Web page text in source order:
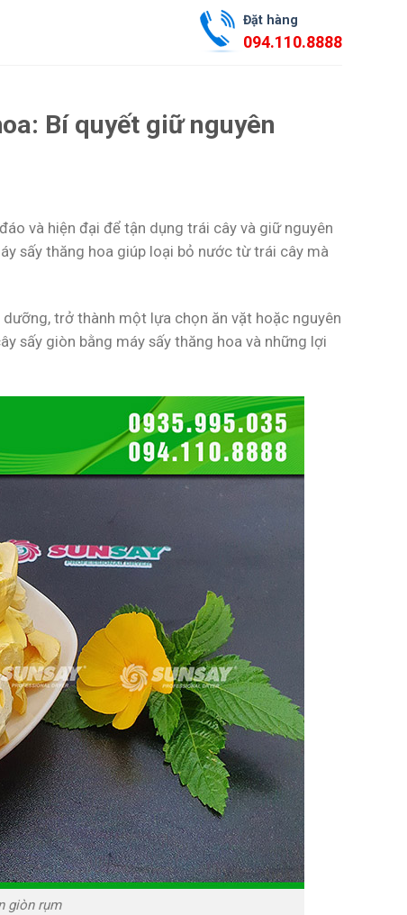
Đặt hàng
094.110.8888
Bí quyết giữ nguyên
và hiện đại để tận dụng trái cây và giữ nguyên
sấy thăng hoa giúp loại bỏ nước từ trái cây mà
trở thành một lựa chọn ăn vặt hoặc nguyên
sấy giòn bằng máy sấy thăng hoa và những lợi
giòn rụm